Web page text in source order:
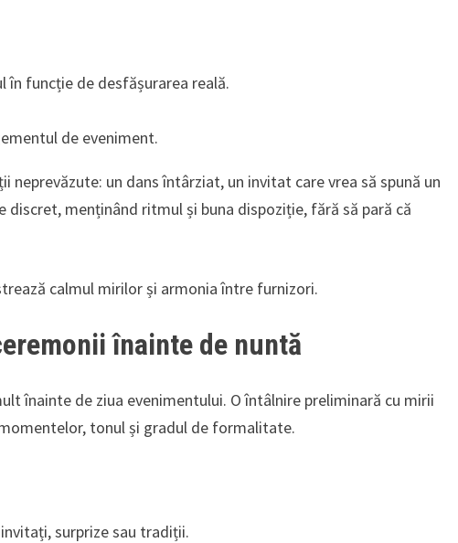
funcție de desfășurarea reală.
de eveniment.
un dans întârziat, un invitat care vrea să spună un
menținând ritmul și buna dispoziție, fără să pară că
calmul mirilor și armonia între furnizori.
înainte de nuntă
înainte de ziua evenimentului. O întâlnire preliminară cu mirii
tonul și gradul de formalitate.
surprize sau tradiții.